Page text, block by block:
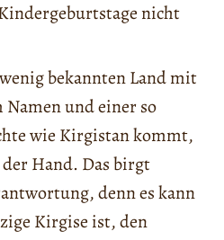
nicht
bekannten Land mit
Namen und einer so
wie Kirgistan kommt,
Hand. Das birgt
denn es kann
Kirgise ist, den